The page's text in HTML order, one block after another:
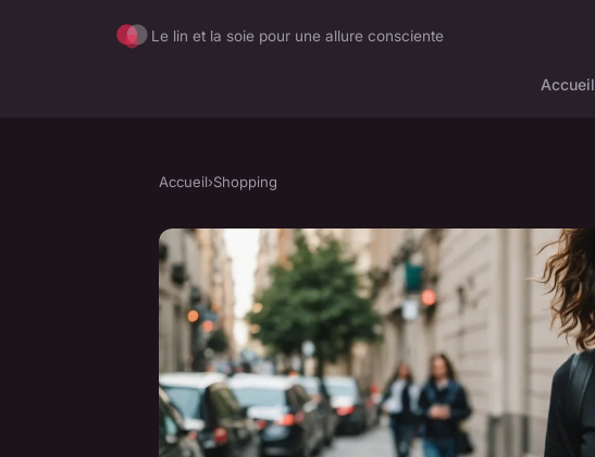
Le lin et la soie pour une allure consciente
Accueil
Accueil›Shopping